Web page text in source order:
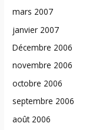
mars 2007
janvier 2007
Décembre 2006
novembre 2006
octobre 2006
septembre 2006
août 2006